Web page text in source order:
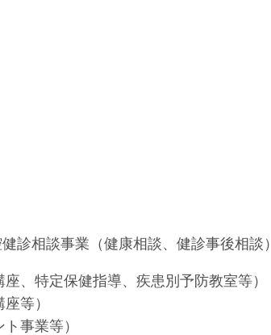
診相談事業（健康相談、健診事後相談）
、特定保健指導、疾患別予防教室等）
等）
事業等）